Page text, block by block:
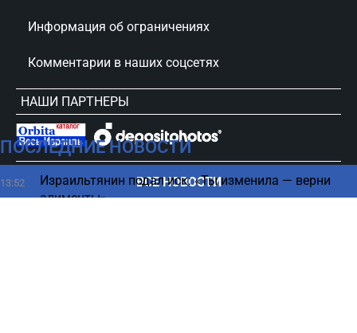
ПОСЛЕДНИЕ НОВОСТИ
13:52
Израильтянин подал иск: «Ты изменила — верни
алименты»
ВСЕ НОВОСТИ
Информация об ограничениях
Комментарии в наших соцсетях
НАШИ ПАРТНЕРЫ
сursorinfo.co.il © Все права защищены